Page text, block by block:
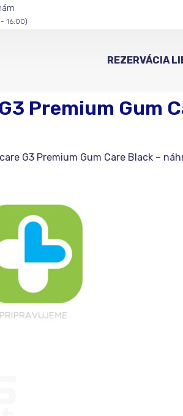
16:00)
REZERVÁCIA
Premium Gum
G3 Premium Gum Care Black –